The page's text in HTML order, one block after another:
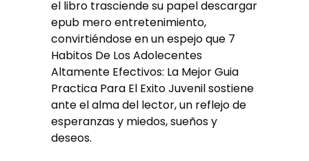
el libro trasciende su papel descargar
epub mero entretenimiento,
convirtiéndose en un espejo que 7
Habitos De Los Adolecentes
Altamente Efectivos: La Mejor Guia
Practica Para El Exito Juvenil sostiene
ante el alma del lector, un reflejo de
esperanzas y miedos, sueños y
deseos.